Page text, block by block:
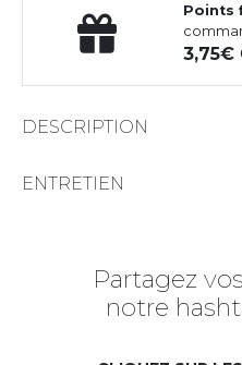
Points
3,75
DESCRIPTION
ENTRETIEN
Partagez
notre